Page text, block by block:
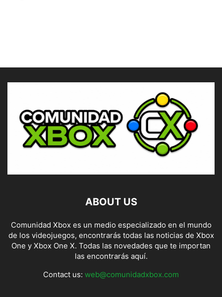
ABOUT US
Comunidad Xbox es un medio especializado en el mundo
de los videojuegos, encontrarás todas las noticias de Xbox
One y Xbox One X. Todas las novedades que te importan
las encontrarás aquí.
Contact us: web@comunidadxbox.com